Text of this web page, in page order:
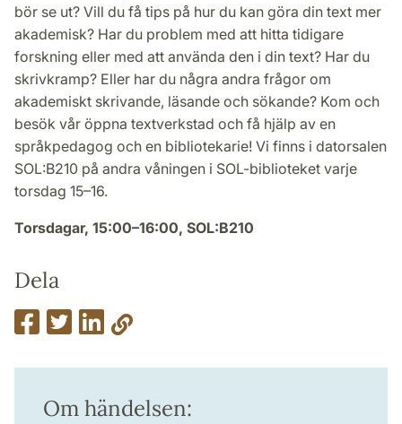
bör se ut? Vill du få tips på hur du kan göra din text mer
akademisk? Har du problem med att hitta tidigare
forskning eller med att använda den i din text? Har du
skrivkramp? Eller har du några andra frågor om
akademiskt skrivande, läsande och sökande? Kom och
besök vår öppna textverkstad och få hjälp av en
språkpedagog och en bibliotekarie! Vi finns i datorsalen
SOL:B210 på andra våningen i SOL-biblioteket varje
torsdag 15–16.
Torsdagar, 15:00–16:00, SOL:B210
Dela
Om händelsen: